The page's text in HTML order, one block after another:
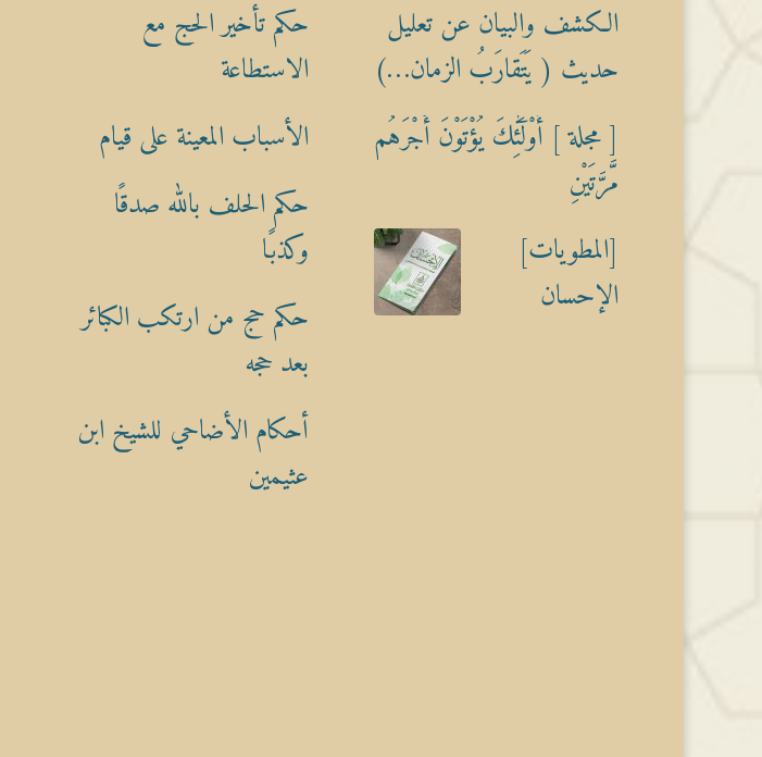
الكشف والبيان عن تعليل
حديث ( يَتَقارَبُ الزمان…)
[ مجلة ] أُوْلَٰٓئِكَ يُؤْتَوْنَ أَجْرَهُم
مَّرَّتَيْنِ
[المطويات]
الإحسان
حكم تأخير الحج مع
الاستطاعة
الأسباب المعينة على قيام
حكم الحلف بالله صدقًا
وكذبًا
حكم حج من ارتكب الكبائر
بعد حجه
أحكام الأضاحي للشيخ ابن
عثيمين